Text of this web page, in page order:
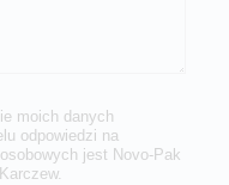
moich danych
odpowiedzi na
jest Novo-Pak